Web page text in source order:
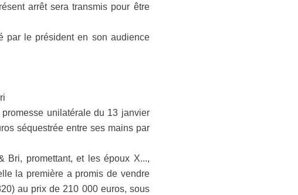
arrêt sera transmis pour être
par le président en son audience
unilatérale du 13 janvier
séquestrée entre ses mains par
Bri, promettant, et les époux X...,
la première a promis de vendre
au prix de 210 000 euros, sous